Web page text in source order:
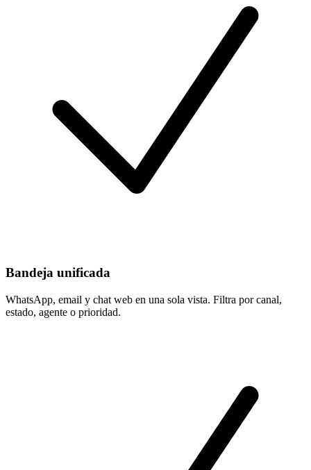
Bandeja unificada
WhatsApp, email y chat web en una sola vista. Filtra por canal,
estado, agente o prioridad.